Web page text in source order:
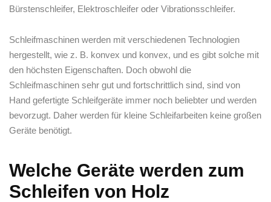
Bürstenschleifer, Elektroschleifer oder Vibrationsschleifer.
Schleifmaschinen werden mit verschiedenen Technologien
hergestellt, wie z. B. konvex und konvex, und es gibt solche mit
den höchsten Eigenschaften. Doch obwohl die
Schleifmaschinen sehr gut und fortschrittlich sind, sind von
Hand gefertigte Schleifgeräte immer noch beliebter und werden
bevorzugt. Daher werden für kleine Schleifarbeiten keine großen
Geräte benötigt.
Welche Geräte werden zum
Schleifen von Holz